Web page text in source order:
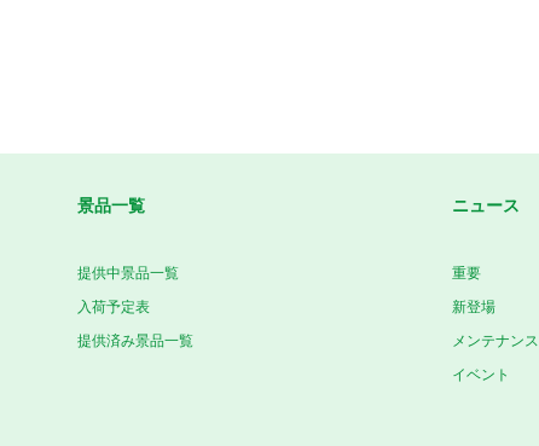
景品一覧
提供中景品一覧
入荷予定表
提供済み景品一覧
ニュース
重要
新登場
メンテナンス
イベント